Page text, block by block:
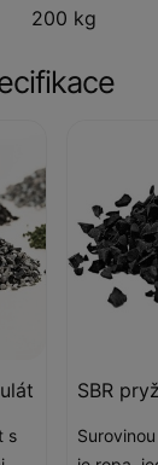
200 kg
s
SBR